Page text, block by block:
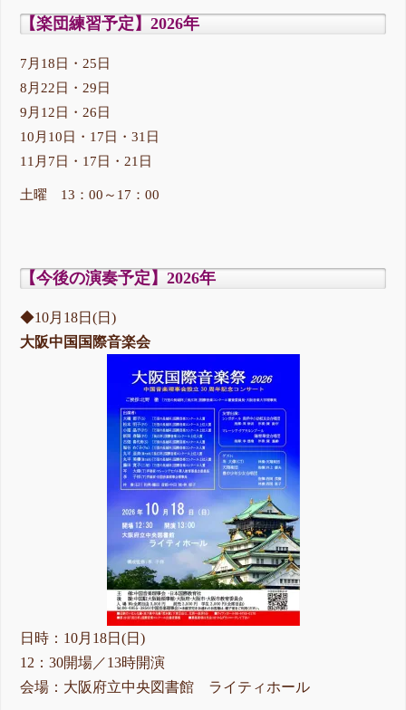
【楽団練習予定】2026年
7月18日・25日
8月22日・29日
9月12日・26日
10月10日・17日・31日
11月7日・17日・21日
土曜 13：00～17：00
【今後の演奏予定】2026年
◆10月18日(日)
大阪中国国際音楽会
日時：10月18日(日)
12：30開場／13時開演
会場：大阪府立中央図書館 ライティホール